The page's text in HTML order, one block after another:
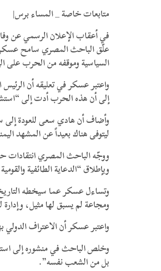
متابعات خاصة _ المساء برس|
​في أعقاب الإعلان الرسمي عن
علّق الباحث المصري سامح
السياسية وموقفه من الحرب على
إلى أن هذه الحرب أدت إلى “استشهاد 250 ألف
ليتوفى هناك بعيداً عن المشهد
ووجّه الباحث المصري انتقادات
وبإطلاق “الدعاية الطائفية
وتساءل عسكر عما سيخطه
ومجاعة لم يسبق لها مثيل،
واعتبر عسكر أن الاعتراف
وخلص الباحث في منشوره إلى
بل من الشعب نفسه”.